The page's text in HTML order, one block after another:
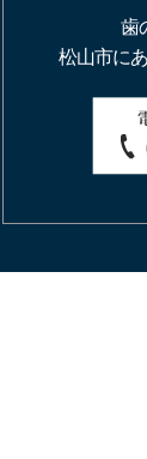
歯
松山市に